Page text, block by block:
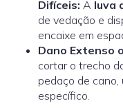
Difíceis: A luva
de vedação e
encaixe em
Dano Extenso
cortar o trecho
pedaço de
específico.